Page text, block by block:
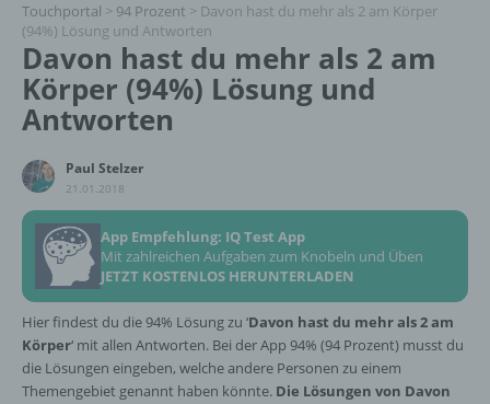
Touchportal > 94 Prozent > Davon hast du mehr als 2 am Körper
(94%) Lösung und Antworten
Davon hast du mehr als 2 am
Körper (94%) Lösung und
Antworten
Paul Stelzer
21.01.2018
App Empfehlung: IQ Test App
Mit zahlreichen Aufgaben zum Knobeln und Üben
JETZT KOSTENLOS HERUNTERLADEN
Hier findest du die 94% Lösung zu ‘Davon hast du mehr als 2 am
Körper‘ mit allen Antworten. Bei der App 94% (94 Prozent) musst du
die Lösungen eingeben, welche andere Personen zu einem
Themengebiet genannt haben könnte. Die Lösungen von Davon